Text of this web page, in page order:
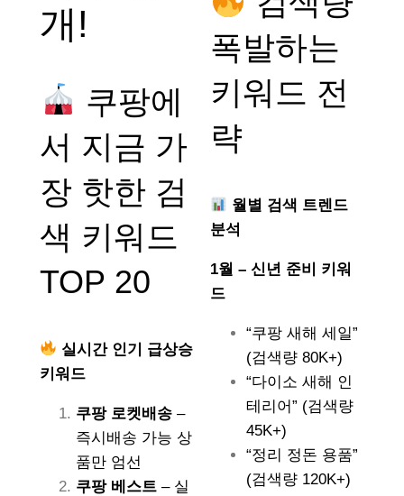
개!
쿠팡에
서 지금 가
장 핫한 검
색 키워드
TOP 20
실시간 인기 급상승
키워드
쿠팡 로켓배송 –
즉시배송 가능 상
품만 엄선
쿠팡 베스트 – 실
폭발하는
키워드 전
략
월별 검색 트렌드
분석
1월 – 신년 준비 키워
드
“쿠팡 새해 세일”
(검색량 80K+)
“다이소 새해 인
테리어” (검색량
45K+)
“정리 정돈 용품”
(검색량 120K+)